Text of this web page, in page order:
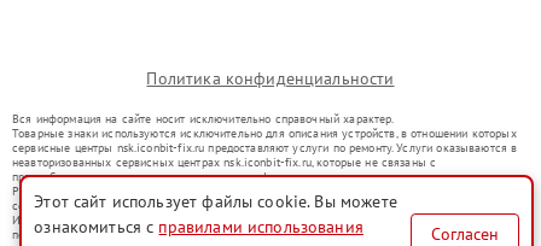
Политика конфиденциальности
Вся информация на сайте носит исключительно справочный характер.
Товарные знаки используются исключительно для описания устройств, в отношении которых
сервисные центры nsk.iconbit-fix.ru предоставляют услуги по ремонту. Услуги оказываются в
неавторизованных сервисных центрах nsk.iconbit-fix.ru, которые не связаны с
правообладателями товарных знаков или их официальными представителями.
Ремонт осуществляется для устройств, уже введенных в гражданский оборот в соответствии
со статьей 1487 ГК РФ.
Использование товарных знаков не преследует цели индивидуализации услуг или введения
потребителей в заблуждение, а служит для информирования о предоставляемых услугах по
Этот сайт использует файлы cookie. Вы можете
ознакомиться с правилами использования
Согласен